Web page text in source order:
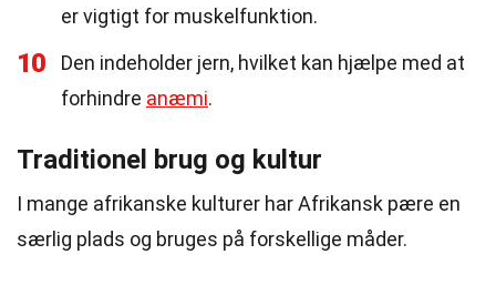
er vigtigt for muskelfunktion.
10
Den indeholder jern, hvilket kan hjælpe med at
forhindre anæmi.
Traditionel brug og kultur
I mange afrikanske kulturer har Afrikansk pære en
særlig plads og bruges på forskellige måder.